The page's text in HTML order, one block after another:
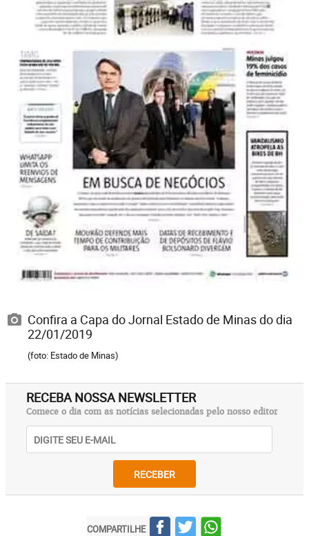
Confira a Capa do Jornal Estado de Minas do dia
22/01/2019
(foto: Estado de Minas)
RECEBA NOSSA NEWSLETTER
Comece o dia com as notícias selecionadas pelo nosso editor
RECEBER
COMPARTILHE